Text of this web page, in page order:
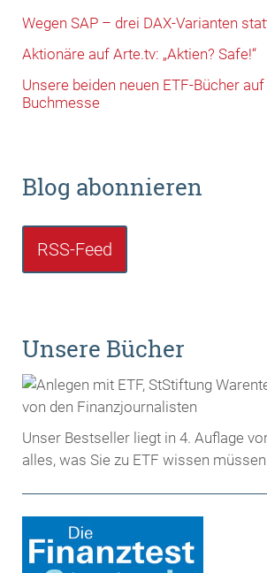
Wegen SAP – drei DAX-Varianten
Aktionäre auf Arte.tv: „Aktien? Safe!“
Unsere beiden neuen ETF-Bücher
Buchmesse
Blog abonnieren
RSS-Feed
Unsere Bücher
Unser Bestseller liegt in 4. Auflage
alles, was Sie zu ETF wissen müssen.